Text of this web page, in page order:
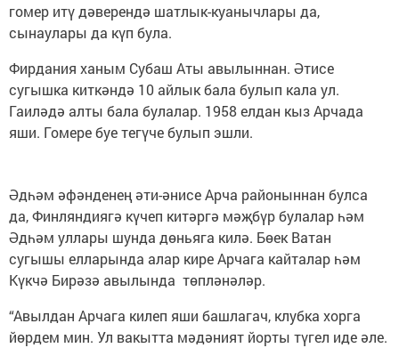
гомер итү дәверендә шатлык-куанычлары да,
сынаулары да күп була.
Фирдания ханым Субаш Аты авылыннан. Әтисе
сугышка киткәндә 10 айлык бала булып кала ул.
Гаиләдә алты бала булалар. 1958 елдан кыз Арчада
яши. Гомере буе тегүче булып эшли.
Әдһәм әфәнденең әти-әнисе Арча районыннан булса
да, Финляндиягә күчеп китәргә мәҗбүр булалар һәм
Әдһәм уллары шунда дөньяга килә. Бөек Ватан
сугышы елларында алар кире Арчага кайталар һәм
Күкчә Бирәзә авылында төпләнәләр.
“Авылдан Арчага килеп яши башлагач, клубка хорга
йөрдем мин. Ул вакытта мәдәният йорты түгел иде әле.